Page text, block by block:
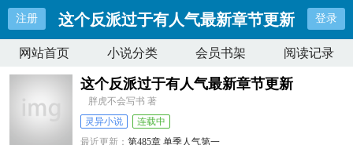
注册 这个反派过于有人气最新章节更新 登录
网站首页 小说分类 会员书架 阅读记录
这个反派过于有人气最新章节更新
胖虎不会写书 著
灵异小说
连载中
最近更新：第485章 单季人气第一